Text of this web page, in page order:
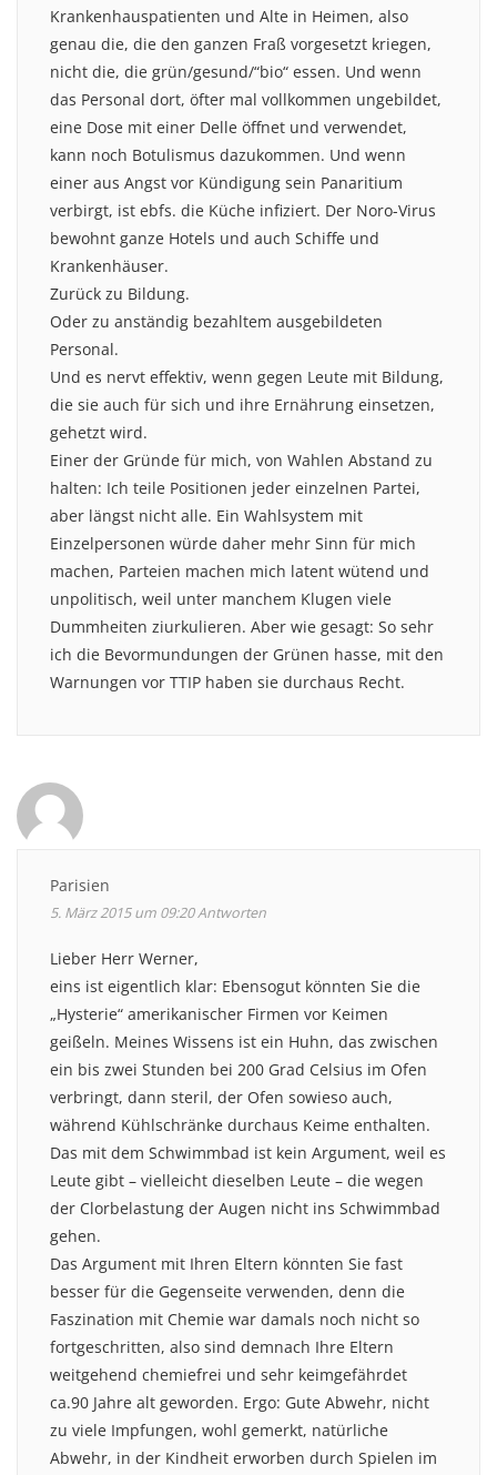
Krankenhauspatienten und Alte in Heimen, also
genau die, die den ganzen Fraß vorgesetzt kriegen,
nicht die, die grün/gesund/“bio“ essen. Und wenn
das Personal dort, öfter mal vollkommen ungebildet,
eine Dose mit einer Delle öffnet und verwendet,
kann noch Botulismus dazukommen. Und wenn
einer aus Angst vor Kündigung sein Panaritium
verbirgt, ist ebfs. die Küche infiziert. Der Noro-Virus
bewohnt ganze Hotels und auch Schiffe und
Krankenhäuser.
Zurück zu Bildung.
Oder zu anständig bezahltem ausgebildeten
Personal.
Und es nervt effektiv, wenn gegen Leute mit Bildung,
die sie auch für sich und ihre Ernährung einsetzen,
gehetzt wird.
Einer der Gründe für mich, von Wahlen Abstand zu
halten: Ich teile Positionen jeder einzelnen Partei,
aber längst nicht alle. Ein Wahlsystem mit
Einzelpersonen würde daher mehr Sinn für mich
machen, Parteien machen mich latent wütend und
unpolitisch, weil unter manchem Klugen viele
Dummheiten ziurkulieren. Aber wie gesagt: So sehr
ich die Bevormundungen der Grünen hasse, mit den
Warnungen vor TTIP haben sie durchaus Recht.
Parisien
5. März 2015 um 09:20Antworten
Lieber Herr Werner,
eins ist eigentlich klar: Ebensogut könnten Sie die
„Hysterie“ amerikanischer Firmen vor Keimen
geißeln. Meines Wissens ist ein Huhn, das zwischen
ein bis zwei Stunden bei 200 Grad Celsius im Ofen
verbringt, dann steril, der Ofen sowieso auch,
während Kühlschränke durchaus Keime enthalten.
Das mit dem Schwimmbad ist kein Argument, weil es
Leute gibt – vielleicht dieselben Leute – die wegen
der Clorbelastung der Augen nicht ins Schwimmbad
gehen.
Das Argument mit Ihren Eltern könnten Sie fast
besser für die Gegenseite verwenden, denn die
Faszination mit Chemie war damals noch nicht so
fortgeschritten, also sind demnach Ihre Eltern
weitgehend chemiefrei und sehr keimgefährdet
ca.90 Jahre alt geworden. Ergo: Gute Abwehr, nicht
zu viele Impfungen, wohl gemerkt, natürliche
Abwehr, in der Kindheit erworben durch Spielen im